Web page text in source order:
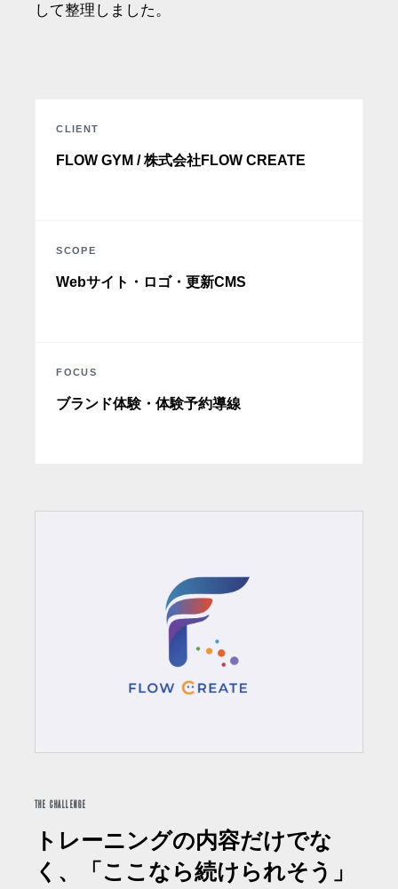
して整理しました。
CLIENT
FLOW GYM / 株式会社FLOW CREATE
SCOPE
Webサイト・ロゴ・更新CMS
FOCUS
ブランド体験・体験予約導線
THE CHALLENGE
トレーニングの内容だけでな
く、「ここなら続けられそう」